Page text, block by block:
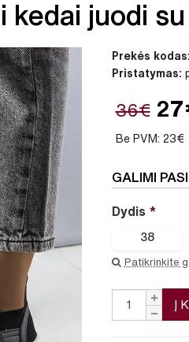
kedai juodi
Prekės kodas:
Pristatymas:
36€
Be PVM: 23€
GALIMI
Dydis
38
Patikrinkite
Į